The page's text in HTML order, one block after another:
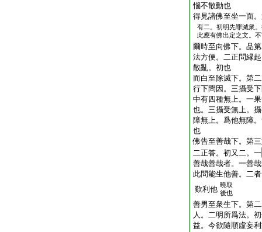
惱不散動也
得見諸佛至坐一面
有二。初明先罪滅衆
此應有佛出定之文。
爾時至向佛下。品
法方便。二正問縁
散亂。初也
而白至除滅下。第
行下問因。三攝受
中有四種無上。一
也。三攝受無上。
障無上。爲他無障
也
佛告至善哉下。第
二正答。初又二。一
善哉善哉者。一善
此問能生他善。二
歎利他 曉取
後也
善男至衆生下。第
人。二明所爲法。
益。今欲隨順虛妄